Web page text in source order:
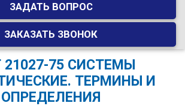
ЗАДАТЬ ВОПРОС
ЗАКАЗАТЬ ЗВОНОК
21027-75 СИСТЕМЫ
ТЕРМИНЫ И
ОПРЕДЕЛЕНИЯ